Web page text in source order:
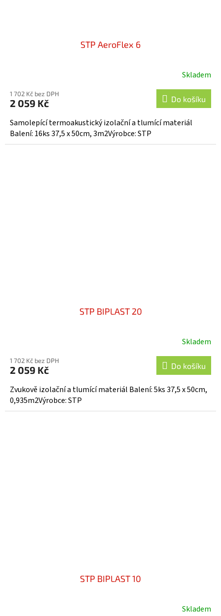
STP AeroFlex 6
Skladem
1 702 Kč bez DPH
2 059 Kč Do košíku
Samolepící termoakustický izolační a tlumící materiál
Balení: 16ks 37,5 x 50cm, 3m2Výrobce: STP
STP BIPLAST 20
Skladem
1 702 Kč bez DPH
2 059 Kč Do košíku
Zvukově izolační a tlumící materiál Balení: 5ks 37,5 x 50cm,
0,935m2Výrobce: STP
STP BIPLAST 10
Skladem